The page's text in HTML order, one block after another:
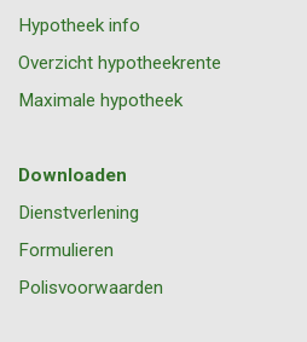
Hypotheek info
Overzicht hypotheekrente
Maximale hypotheek
Downloaden
Dienstverlening
Formulieren
Polisvoorwaarden